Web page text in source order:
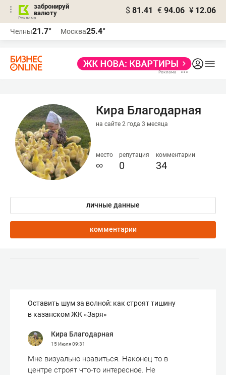
забронируй
валюту
$ 81.41 € 94.06 ¥ 12.06
Челны21.7° Москва25.4°
Кира Благодарная
на сайте 2 года 3 месяца
место
∞
репутация
0
комментарии
34
личные данные
комментарии
Оставить шум за волной: как строят тишину
в казанском ЖК «Заря»
Кира Благодарная
15 Июля09:31
Мне визуально нравиться. Наконец то в
центре строят что-то интересное. Не